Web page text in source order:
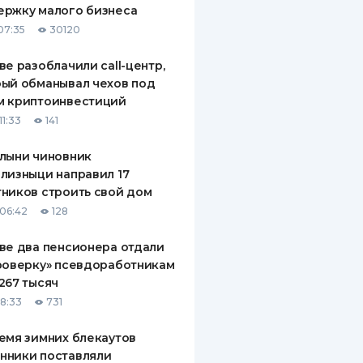
ПО
ПОЛИСЫ
КОМПАНИИ
И ОПЛАТА
малого бизнеса
30120
разоблачили call-центр,
обманывал чехов под
криптоинвестиций
141
чиновник
направил 17
строить свой дом
128
два пенсионера отдали
псевдоработникам
тысяч
731
зимних блекаутов
поставляли